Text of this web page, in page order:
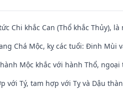
Chi khắc Can (Thổ khắc Thủy),
Chá Mộc, kỵ các tuổi: Đinh Mùi
Mộc khắc với hành Thổ,
với Tý, tam hợp với Tỵ và Dậu